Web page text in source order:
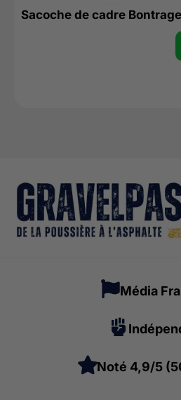
Sacoche de cadre
Média
Noté 4,9/5